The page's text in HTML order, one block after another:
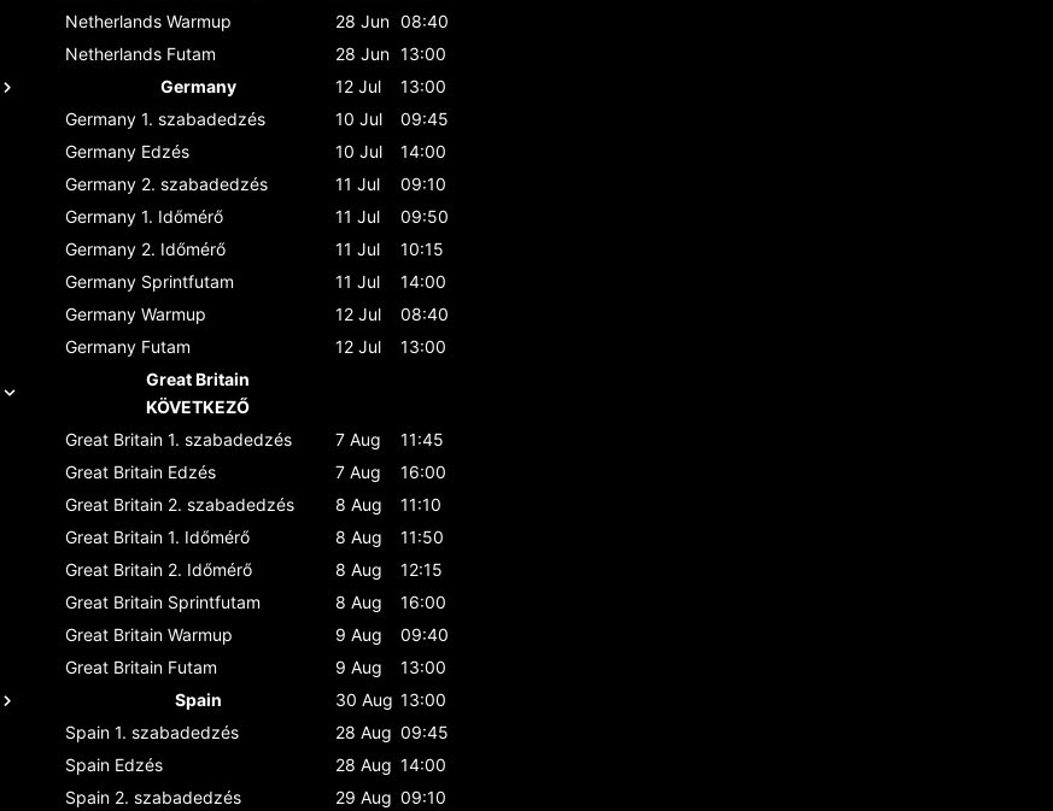
Netherlands Warmup 28 Jun 08:40
Netherlands Futam 28 Jun 13:00
Germany
12 Jul
13:00
Germany 1. szabadedzés 10 Jul
09:45
Germany Edzés 10 Jul
14:00
Germany 2. szabadedzés 11 Jul
09:10
Germany 1. Időmérő 11 Jul
09:50
Germany 2. Időmérő 11 Jul
10:15
Germany Sprintfutam 11 Jul
14:00
Germany Warmup 12 Jul
08:40
Germany Futam 12 Jul
13:00
Great Britain
KÖVETKEZŐ
Great Britain 1. szabadedzés 7 Aug
11:45
Great Britain Edzés 7 Aug
16:00
Great Britain 2. szabadedzés 8 Aug
11:10
Great Britain 1. Időmérő 8 Aug
11:50
Great Britain 2. Időmérő 8 Aug
12:15
Great Britain Sprintfutam 8 Aug
16:00
Great Britain Warmup 9 Aug
09:40
Great Britain Futam 9 Aug
13:00
Spain
30 Aug 13:00
Spain 1. szabadedzés 28 Aug 09:45
Spain Edzés 28 Aug 14:00
Spain 2. szabadedzés 29 Aug 09:10